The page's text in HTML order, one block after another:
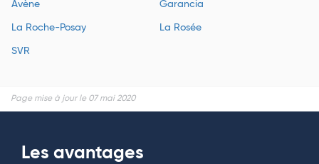
Avène Garancia
La Roche-Posay La Rosée
SVR
Page mise à jour le 07 mai 2020
Les avantages